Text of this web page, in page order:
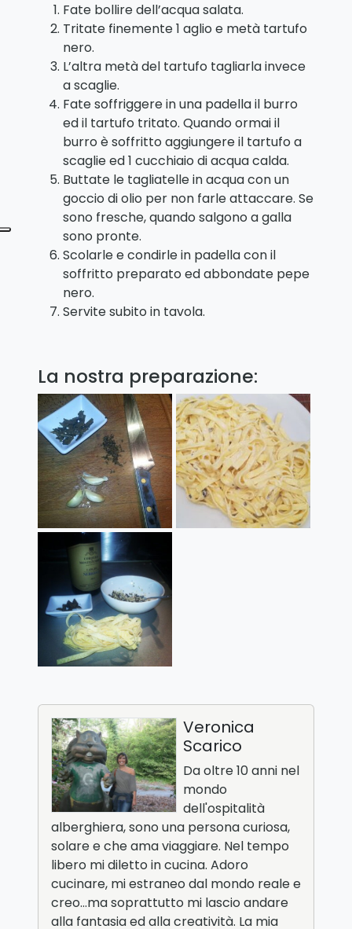
Fate bollire dell’acqua salata.
Tritate finemente 1 aglio e metà tartufo
nero.
L’altra metà del tartufo tagliarla invece
a scaglie.
Fate soffriggere in una padella il burro
ed il tartufo tritato. Quando ormai il
burro è soffritto aggiungere il tartufo a
scaglie ed 1 cucchiaio di acqua calda.
Buttate le tagliatelle in acqua con un
goccio di olio per non farle attaccare. Se
sono fresche, quando salgono a galla
sono pronte.
Scolarle e condirle in padella con il
soffritto preparato ed abbondate pepe
nero.
Servite subito in tavola.
La nostra preparazione:
Veronica
Scarico
Da oltre 10 anni nel
mondo
dell'ospitalità
alberghiera, sono una persona curiosa,
solare e che ama viaggiare. Nel tempo
libero mi diletto in cucina. Adoro
cucinare, mi estraneo dal mondo reale e
creo…ma soprattutto mi lascio andare
alla fantasia ed alla creatività. La mia